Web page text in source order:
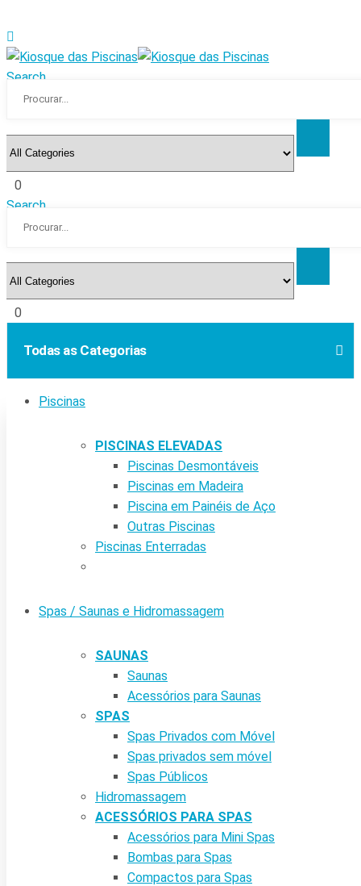
Search
0
Search
0
Todas as Categorias
Piscinas
PISCINAS ELEVADAS
Piscinas Desmontáveis
Piscinas em Madeira
Piscina em Painéis de Aço
Outras Piscinas
Piscinas Enterradas
Spas / Saunas e Hidromassagem
SAUNAS
Saunas
Acessórios para Saunas
SPAS
Spas Privados com Móvel
Spas privados sem móvel
Spas Públicos
Hidromassagem
ACESSÓRIOS PARA SPAS
Acessórios para Mini Spas
Bombas para Spas
Compactos para Spas